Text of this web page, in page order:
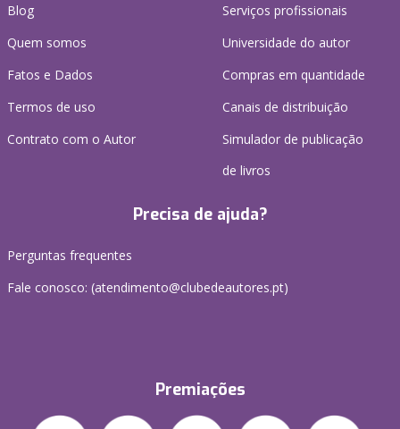
Blog
Quem somos
Fatos e Dados
Termos de uso
Contrato com o Autor
Serviços profissionais
Universidade do autor
Compras em quantidade
Canais de distribuição
Simulador de publicação
de livros
Precisa de ajuda?
Perguntas frequentes
Fale conosco: (atendimento@clubedeautores.pt)
Premiações